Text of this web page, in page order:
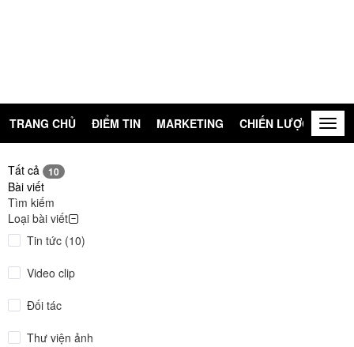
TRANG CHỦ ĐIỂM TIN MARKETING CHIẾN LƯỢC
Tất cả
10
Bài viết
Tìm kiếm
Loại bài viết
Tin tức (10)
Video clip
Đối tác
Thư viện ảnh